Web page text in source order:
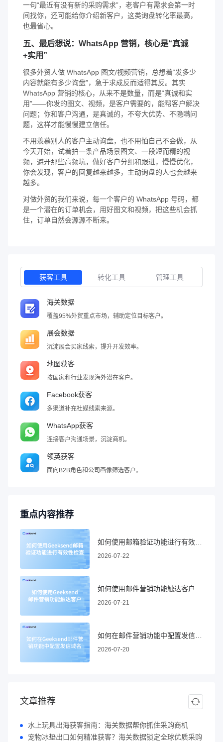
一句“最近有没有新的采购需求”，老客户有需求会第一时
间找你，还可能给你介绍新客户，这类询盘转化率最高，
也最省心。
五、最后想说：WhatsApp 营销，核心是“真诚
+实用”
很多外贸人做 WhatsApp 图文/视频营销，总想着“发多少
内容就能有多少询盘”，急于求成反而适得其反。其实
WhatsApp 营销的核心，从来不是数量，而是“真诚和实
用”——你发的图文、视频，是客户需要的，能帮客户解决
问题；你和客户沟通，是真诚的，不夸大优势、不隐瞒问
题，这样才能慢慢建立信任。
不用羡慕别人的客户主动询盘，也不用怕自己不会做，从
今天开始，试着拍一条产品场景图文、一段短而精的视
频，避开那些高频坑，做好客户分组和跟进，慢慢优化，
你会发现，客户的回复越来越多，主动询盘的人也会越来
越多。
对做外贸的我们来说，每一个客户的 WhatsApp 号码，都
是一个潜在的订单机会，用好图文和视频，把这些机会抓
住，订单自然会源源不断来。
获客工具 转化工具 管理工具
海关数据
覆盖95%外贸重点市场，辅助定位目标客户。
展会数据
沉淀展会买家线索，提升开发效率。
地图获客
按国家和行业发现海外潜在客户。
Facebook获客
多渠道补充社媒线索来源。
WhatsApp获客
连接客户沟通场景，沉淀商机。
领英获客
面向B2B角色和公司画像筛选客户。
重点内容推荐
2026-07-22
如何使用邮件营销功能触达客户
2026-07-21
2026-07-20
文章推荐
水上玩具出海获客指南：海关数据帮你抓住采购商机
宠物冰垫出口如何精准获客？海关数据锁定全球优质采购